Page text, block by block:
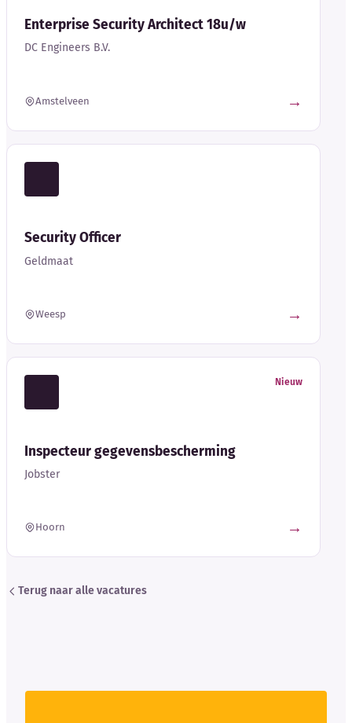
Enterprise Security Architect 18u/w
DC Engineers B.V.
Amstelveen →
Security Officer
Geldmaat
Weesp →
Nieuw
Inspecteur gegevensbescherming
Jobster
Hoorn →
Terug naar alle vacatures